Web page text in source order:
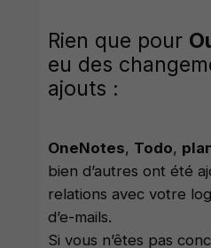
Rien que pour
eu des
ajouts :
OneNotes, Todo,
bien d’autres ont été
relations avec votre
d’e-mails.
Si vous n’êtes pas